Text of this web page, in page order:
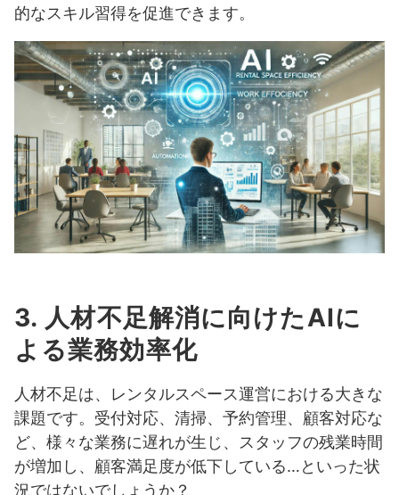
的なスキル習得を促進できます。
3. 人材不足解消に向けたAIに
よる業務効率化
人材不足は、レンタルスペース運営における大きな
課題です。受付対応、清掃、予約管理、顧客対応な
ど、様々な業務に遅れが生じ、スタッフの残業時間
が増加し、顧客満足度が低下している…といった状
況ではないでしょうか？